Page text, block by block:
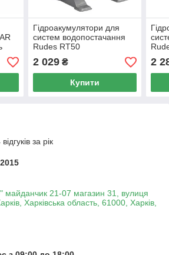
Гідроакумулятори для
систем водопостачання
Rudes RT50
2 029₴
Купити
2
за рік
21-07 магазин 31, вулиця
Харківська область, 61000, Харків,